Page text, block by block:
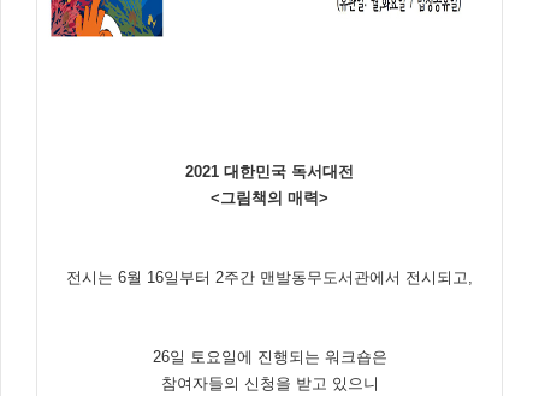
2021 대한민국 독서대전
<그림책의 매력>
전시는 6월 16일부터 2주간 맨발동무도서관에서 전시되고,
26일 토요일에 진행되는 워크숍은
참여자들의 신청을 받고 있으니